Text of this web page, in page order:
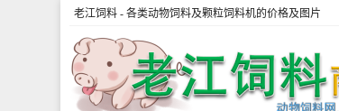
老江饲料 - 各类动物饲料及颗粒饲料机的价格及图片